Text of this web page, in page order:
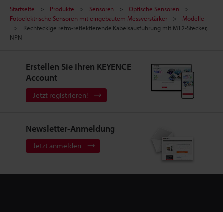
Startseite Produkte Sensoren
Optische Sensoren
Fotoelektrische Sensoren mit eingebautem Messverstärker
Modelle
Rechteckige retro-reflektierende Kabelsausführung mit M12-Stecker,
NPN
Erstellen Sie Ihren KEYENCE
Account
Jetzt registrieren!
Newsletter-Anmeldung
Jetzt anmelden